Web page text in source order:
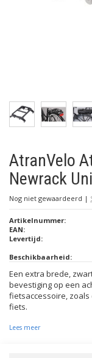
AtranVelo
Newrack
Nog niet gewaardeerd |
Artikelnummer:
EAN:
Levertijd:
Beschikbaarheid:
Een extra brede,
bevestiging op een
fietsaccessoire,
fiets.
Lees meer